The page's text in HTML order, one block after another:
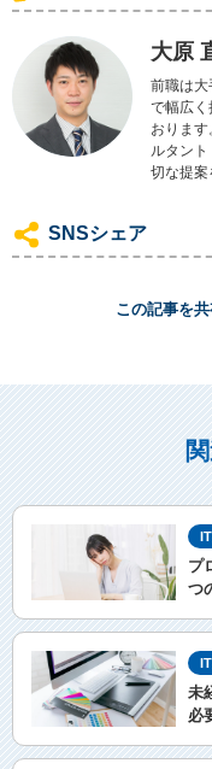
大原
前職は大
で幅広く
おりま
ルタン
切な提案
SNSシェア
この記事を
プ
つ
未
必